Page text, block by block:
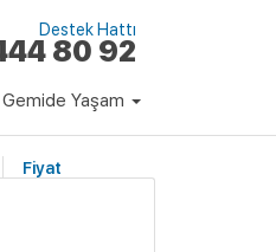
Destek Hattı
80 92
Gemide Yaşam
Fiyat